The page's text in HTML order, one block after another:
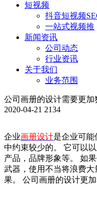
短视频
抖音短视频
一站式视频推
新闻资讯
公司动态
行业资讯
关于我们
业务范围
公司画册的设计需要更加
2020-04-21 2134
企业画册设计是企业可能
中约束较少的。 它可以
产品，品牌形象等。 如
武器，使用不当将浪费
果。 公司画册的设计更